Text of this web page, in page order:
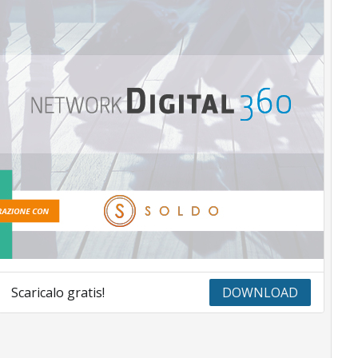
Scaricalo gratis! DOWNLOAD